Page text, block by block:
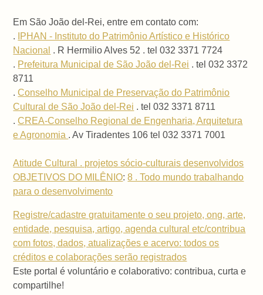
Em São João del-Rei, entre em contato com:
.
IPHAN - Instituto do Patrimônio Artístico e Histórico
Nacional . R Hermilio Alves 52 . tel 032 3371 7724
. Prefeitura Municipal de São João del-Rei . tel 032 3372
8711
.Conselho Municipal de Preservação do Patrimônio
Cultural de São João del-Rei . tel 032 3371 8711
.CREA-Conselho Regional de Engenharia, Arquitetura
e Agronomia . Av Tiradentes 106 tel 032 3371 7001
Atitude Cultural . projetos sócio-culturais desenvolvidos
OBJETIVOS DO MILÊNIO:8 . Todo mundo trabalhando
para o desenvolvimento
Registre/cadastre gratuitamente o seu projeto, ong, arte,
entidade, pesquisa, artigo, agenda cultural etc/contribua
com fotos, dados, atualizações e acervo: todos os
créditos e colaborações serão registrados
Este portal é voluntário e colaborativo: contribua, curta e
compartilhe!